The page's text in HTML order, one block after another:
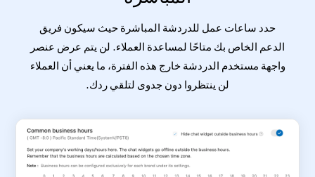
حدد ساعات عمل للدردشة المباشرة حيث سيكون فريق
الدعم الخاص بك متاحًا لمساعدة العملاء. لن يتم عرض عنصر
واجهة مستخدم الدردشة خارج هذه الفترة، ما يعني أن العملاء
لن ينتظروا دون جدوى لتلقي ردك.